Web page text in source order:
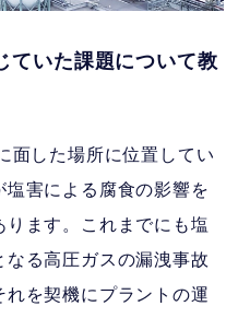
いた課題について教
面した場所に位置してい
害による腐食の影響を
ます。これまでにも塩
る高圧ガスの漏洩事故
を契機にプラントの運